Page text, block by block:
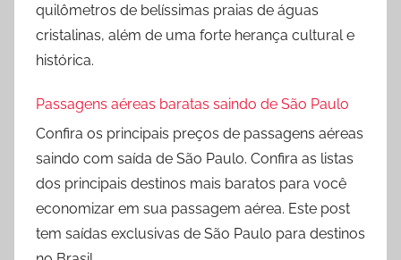
quilômetros de belíssimas praias de águas
cristalinas, além de uma forte herança cultural e
histórica.
Passagens aéreas baratas saindo de São Paulo
Confira os principais preços de passagens aéreas
saindo com saída de São Paulo. Confira as listas
dos principais destinos mais baratos para você
economizar em sua passagem aérea. Este post
tem saídas exclusivas de São Paulo para destinos